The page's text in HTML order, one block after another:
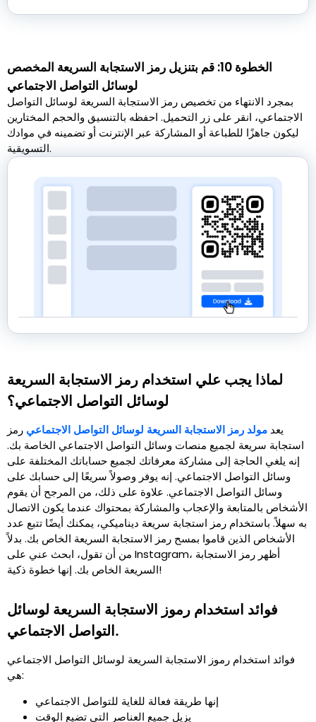
الخطوة 10: قم بتنزيل رمز الاستجابة السريعة المخصص
لوسائل التواصل الاجتماعي
بمجرد الانتهاء من تخصيص رمز الاستجابة السريعة لوسائل التواصل
الاجتماعي، انقر على زر التحميل. احفظه بالتنسيق والحجم المختارين
ليكون جاهزًا للطباعة أو المشاركة عبر الإنترنت أو تضمينه في موادك
التسويقية.
لماذا يجب علي استخدام رمز الاستجابة السريعة
لوسائل التواصل الاجتماعي؟
يعد مولد رمز الاستجابة السريعة لوسائل التواصل الاجتماعي رمز
استجابة سريعة لجميع منصات وسائل التواصل الاجتماعي الخاصة بك.
إنه يلغي الحاجة إلى مشاركة معرفاتك لجميع حساباتك المختلفة على
وسائل التواصل الاجتماعي. إنه يوفر وصولاً سريعًا إلى حسابك على
وسائل التواصل الاجتماعي. علاوة على ذلك، من المرجح أن يقوم
الأشخاص بالمتابعة والإعجاب والمشاركة بمحتواك عندما يكون الاتصال
به سهلاً. باستخدام رمز استجابة سريعة ديناميكي، يمكنك أيضًا تتبع عدد
الأشخاص الذين قاموا بمسح رمز الاستجابة السريعة الخاص بك. بدلاً
من أن تقول، ابحث عني على Instagram، أظهر رمز الاستجابة
السريعة الخاص بك. إنها خطوة ذكية!
فوائد استخدام رموز الاستجابة السريعة لوسائل
التواصل الاجتماعي.
فوائد استخدام رموز الاستجابة السريعة لوسائل التواصل الاجتماعي
هي:
إنها طريقة فعالة للغاية للتواصل الاجتماعي
يزيل جميع العناصر التي تضيع الوقت